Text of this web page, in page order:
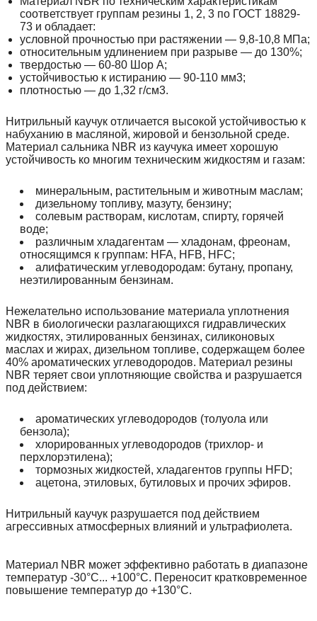
соответствует группам резины 1, 2, 3 по ГОСТ 18829-
73 и обладает:
условной прочностью при растяжении — 9,8-10,8 МПа;
относительным удлинением при разрыве — до 130%;
твердостью — 60-80 Шор А;
устойчивостью к истиранию — 90-110 мм3;
плотностью — до 1,32 г/см3.
Нитрильный каучук отличается высокой устойчивостью к
набуханию в масляной, жировой и бензольной среде.
Материал сальника NBR из каучука имеет хорошую
устойчивость ко многим техническим жидкостям и газам:
минеральным, растительным и животным маслам;
дизельному топливу, мазуту, бензину;
солевым растворам, кислотам, спирту, горячей
воде;
различным хладагентам — хладонам, фреонам,
относящимся к группам: HFA, HFB, HFC;
алифатическим углеводородам: бутану, пропану,
неэтилированным бензинам.
Нежелательно использование материала уплотнения
NBR в биологически разлагающихся гидравлических
жидкостях, этилированных бензинах, силиконовых
маслах и жирах, дизельном топливе, содержащем более
40% ароматических углеводородов. Материал резины
NBR теряет свои уплотняющие свойства и разрушается
под действием:
ароматических углеводородов (толуола или
бензола);
хлорированных углеводородов (трихлор- и
перхлорэтилена);
тормозных жидкостей, хладагентов группы HFD;
ацетона, этиловых, бутиловых и прочих эфиров.
Нитрильный каучук разрушается под действием
агрессивных атмосферных влияний и ультрафиолета.
Материал NBR может эффективно работать в диапазоне
температур -30°С... +100°С. Переносит кратковременное
повышение температур до +130°С.